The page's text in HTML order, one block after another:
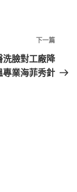
下
一
篇
下一篇
臉對工廠降
專業海菲秀針